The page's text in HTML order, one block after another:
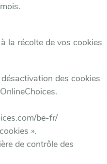
la récolte de vos cookies
des cookies
be-fr/
».
de contrôle des